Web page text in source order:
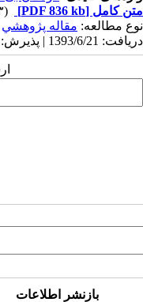
متن کامل [PDF 836 kb]
(۴۰۳۳ دریافت)
نوع مطالعه: مقاله پژوهشي
دریافت: 1393/6/21 | پذیرش: 1393/6/21 | انتشار: 1393/6/21
بازنشر اطلاعات